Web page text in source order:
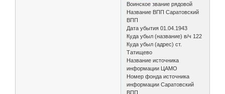
Воинское звание рядовой
Название ВПП Саратовский
ВПП
Дата убытия 01.04.1943
Куда убыл (название) в/ч 122
Куда убыл (адрес) ст.
Татищево
Название источника
информации ЦАМО
Номер фонда источника
информации Саратовский
ВПП